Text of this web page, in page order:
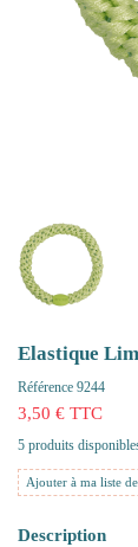
Elastique
Référence 9244
3,50 € TTC
5 produits
Ajouter à ma liste
Description